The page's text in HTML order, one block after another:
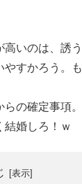
いのは、誘
やすかろう。
の確定事項。
結婚しろ！ｗ